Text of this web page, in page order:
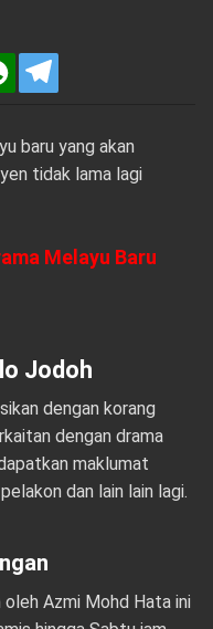
baru yang akan
tidak lama lagi
Melayu Baru
Jodoh
dengan korang
dengan drama
maklumat
dan lain lain lagi.
Azmi Mohd Hata ini